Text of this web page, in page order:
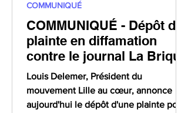
COMMUNIQUÉ - Dépôt de
plainte en diffamation
contre le journal La Brique
Louis Delemer, Président du
mouvement Lille au cœur, annonce
aujourd'hui le dépôt d'une plainte pour
COMMUNIQUÉ